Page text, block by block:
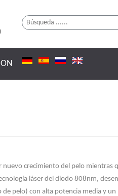
crecimiento del pelo mientras
láser del diodo 808nm,
pelo) con alta potencia media y